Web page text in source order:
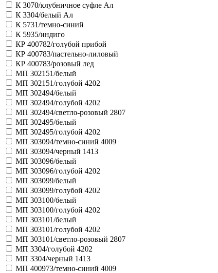
К 3070/клубничное суфле Ал
К 3304/белый Ал
К 5731/темно-синий
К 5935/индиго
КР 400782/голубой прибой
КР 400783/пастельно-лиловый
КР 400783/розовый лед
МП 302151/белый
МП 302151/голубой 4202
МП 302494/белый
МП 302494/голубой 4202
МП 302494/светло-розовый 2807
МП 302495/белый
МП 302495/голубой 4202
МП 303094/темно-синий 4009
МП 303094/черный 1413
МП 303096/белый
МП 303096/голубой 4202
МП 303099/белый
МП 303099/голубой 4202
МП 303100/белый
МП 303100/голубой 4202
МП 303101/белый
МП 303101/голубой 4202
МП 303101/светло-розовый 2807
МП 3304/голубой 4202
МП 3304/черный 1413
МП 400973/темно-синий 4009